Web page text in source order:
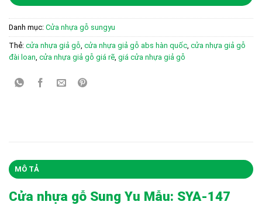
Danh mục: Cửa nhựa gỗ sungyu
Thẻ: cửa nhựa giả gỗ cửa nhựa giả gỗ abs hàn quốc cửa nhựa giả gỗ
đài loan cửa nhựa giả gỗ giá rẽ giá cửa nhựa giả gỗ
MÔ TẢ
Cửa nhựa gỗ Sung Yu Mẫu: SYA-147